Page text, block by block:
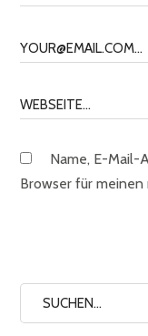
Name, E-Mail-
Browser für meinen